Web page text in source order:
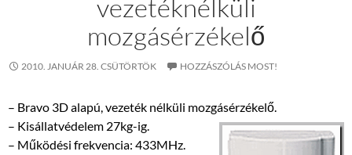
vezetéknélküli
mozgásérzékelő
2010. JANUÁR 28. CSÜTÖRTÖK HOZZÁSZÓLÁS MOST!
– Bravo 3D alapú, vezeték nélküli mozgásérzékelő.
– Kisállatvédelem 27kg-ig.
– Működési frekvencia: 433MHz.